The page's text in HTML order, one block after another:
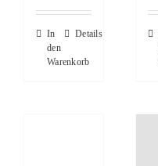
In
den
Warenkorb
Details